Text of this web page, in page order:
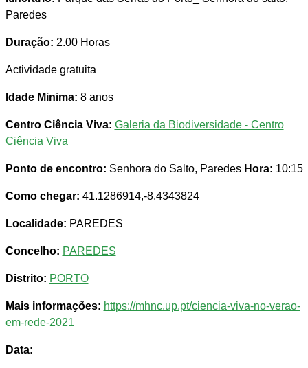
Paredes
Duração: 2.00 Horas
Actividade gratuita
Idade Minima: 8 anos
Centro Ciência Viva: Galeria da Biodiversidade - Centro
Ciência Viva
Ponto de encontro: Senhora do Salto, Paredes Hora: 10:15
Como chegar: 41.1286914,-8.4343824
Localidade: PAREDES
Concelho: PAREDES
Distrito: PORTO
Mais informações: https://mhnc.up.pt/ciencia-viva-no-verao-
em-rede-2021
Data: